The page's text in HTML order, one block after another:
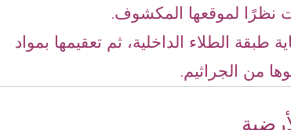
نظرًا لموقعها المكشوف.
طبقة الطلاء الداخلية، ثم تعقيمها بمواد
من الجراثيم.